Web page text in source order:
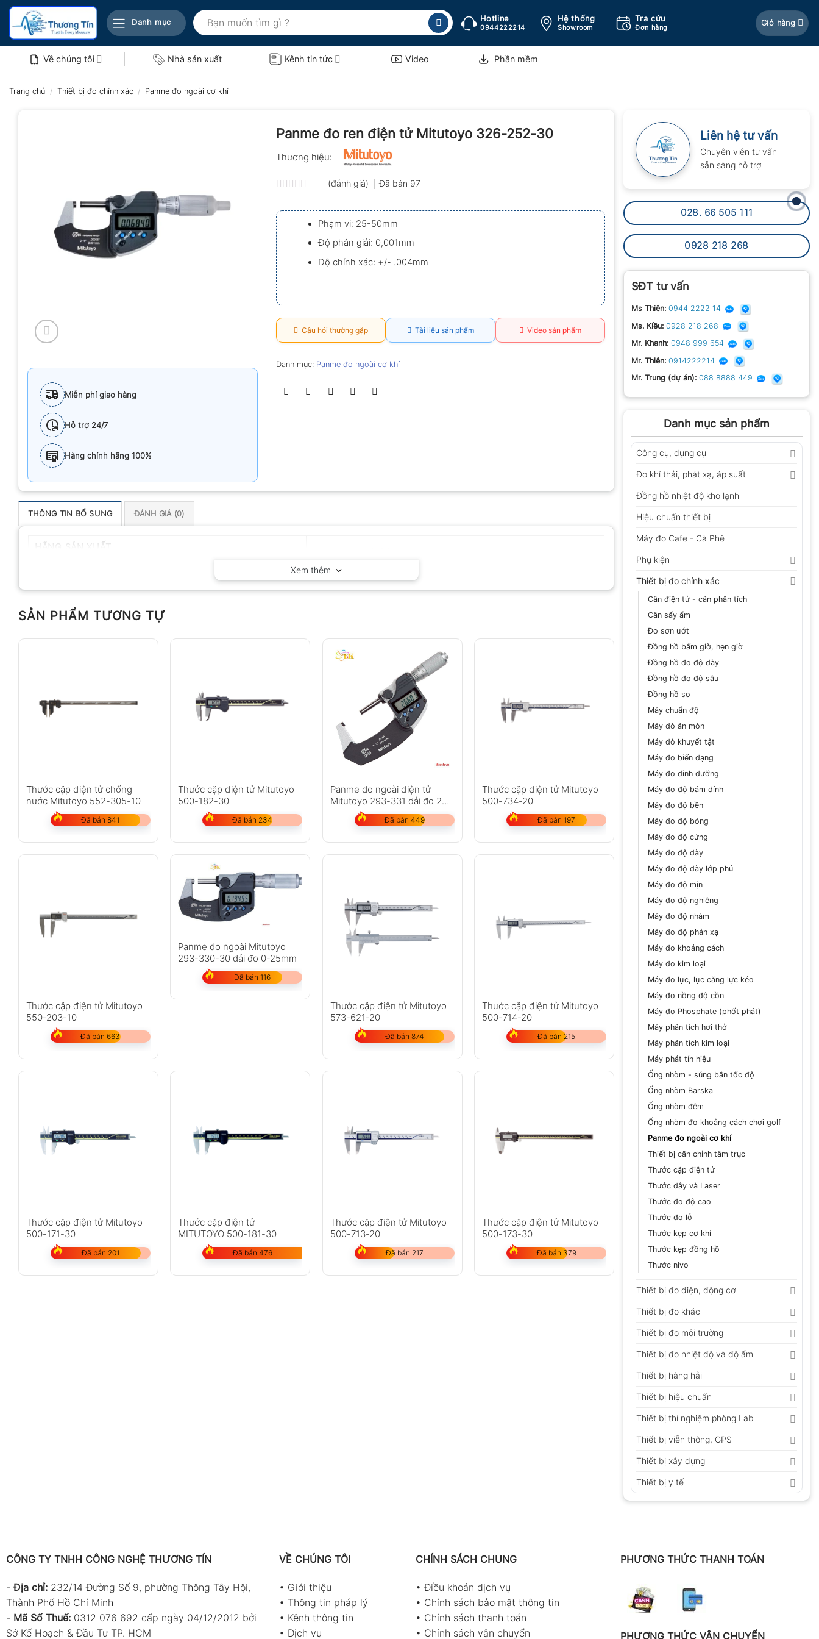
Bỏ
nội
Danh mục
Tìm
kiếm:
Hotline
0944222214
Hệ thống
Showroom
Tra cứu
Đơn hàng
Giỏ hàng
Về chúng tôi Nhà sản xuất Kênh tin tức Video Phần mềm
Trang chủ / Thiết bị đo chính xác / Panme đo ngoài cơ khí
Liên hệ tư vấn
Chuyên viên tư vấn
sẵn sàng hỗ trợ
028. 66 505 111
0928 218 268
SĐT tư vấn
Ms Thiên: 0944 2222 14
Ms. Kiều: 0928 218 268
Mr. Khanh: 0948 999 654
Mr. Thiên: 0914222214
Mr. Trung (dự án): 088 8888 449
Danh mục sản phẩm
Công cụ, dụng cụ
Đo khí thải, phát xạ, áp suất
Đồng hồ nhiệt độ kho lạnh
Hiệu chuẩn thiết bị
Máy đo Cafe - Cà Phê
Phụ kiện
Thiết bị đo chính xác
Cân điện tử - cân phân tích
Cân sấy ẩm
Đo sơn ướt
Đồng hồ bấm giờ, hẹn giờ
Đồng hồ đo độ dày
Đồng hồ đo độ sâu
Đồng hồ so
Máy chuẩn độ
Máy dò ăn mòn
Máy dò khuyết tật
Máy đo biến dạng
Máy đo dinh dưỡng
Máy đo độ bám dính
Máy đo độ bền
Máy đo độ bóng
Máy đo độ cứng
Máy đo độ dày
Máy đo độ dày lớp phủ
Máy đo độ mịn
Máy đo độ nghiêng
Máy đo độ nhám
Máy đo độ phản xạ
Máy đo khoảng cách
Máy đo kim loại
Máy đo lực, lực căng lực kéo
Máy đo nồng độ cồn
Máy đo Phosphate (phốt phát)
Máy phân tích hơi thở
Máy phân tích kim loại
Máy phát tín hiệu
Ống nhòm - súng bắn tốc độ
Ống nhòm Barska
Ống nhòm đêm
Ống nhòm đo khoảng cách chơi golf
Panme đo ngoài cơ khí
Thiết bị căn chỉnh tâm trục
Thước cặp điện tử
Thước dây và Laser
Thước đo độ cao
Thước đo lỗ
Thước kẹp cơ khí
Thước kẹp đồng hồ
Thước nivo
Thiết bị đo điện, động cơ
Thiết bị đo khác
Thiết bị đo môi trường
Thiết bị đo nhiệt độ và độ ẩm
Thiết bị hàng hải
Thiết bị hiệu chuẩn
Thiết bị thí nghiệm phòng Lab
Thiết bị viễn thông, GPS
Thiết bị xây dựng
Thiết bị y tế
Miễn phí giao hàng
Hỗ trợ 24/7
Hàng chính hãng 100%
Panme đo ren điện tử Mitutoyo 326-252-30
Thương hiệu:
xếp
hạng
0.0
5
sao
(đánh giá) Đã bán 97
Phạm vi: 25-50mm
Độ phân giải: 0,001mm
Độ chính xác: +/- .004mm
Câu hỏi thường gặp Tài liệu sản phẩm Video sản phẩm
Danh mục: Panme đo ngoài cơ khí
THÔNG TIN BỔ SUNG ĐÁNH GIÁ (0)
Xem thêm
SẢN PHẨM TƯƠNG TỰ
Thước cặp điện tử chống
nước Mitutoyo 552-305-10
Đã bán 841
Thước cặp điện tử Mitutoyo
500-182-30
Đã bán 234
Panme đo ngoài điện tử
Mitutoyo 293-331 dải đo 25-
50mm
Đã bán 449
Thước cặp điện tử Mitutoyo
500-734-20
Đã bán 197
Thước cặp điện tử Mitutoyo
550-203-10
Đã bán 663
Panme đo ngoài Mitutoyo
293-330-30 dải đo 0-25mm
Đã bán 116
Thước cặp điện tử Mitutoyo
573-621-20
Đã bán 874
Thước cặp điện tử Mitutoyo
500-714-20
Đã bán 215
Thước cặp điện tử Mitutoyo
500-171-30
Đã bán 201
Thước cặp điện tử
MITUTOYO 500-181-30
Đã bán 476
Thước cặp điện tử Mitutoyo
500-713-20
Đã bán 217
Thước cặp điện tử Mitutoyo
500-173-30
Đã bán 379
CÔNG TY TNHH CÔNG NGHỆ THƯƠNG TÍN
-Địa chỉ: 232/14 Đường Số 9, phường Thông Tây Hội,
Thành Phố Hồ Chí Minh
- Mã Số Thuế: 0312 076 692 cấp ngày 04/12/2012 bởi
Sở Kế Hoạch & Đầu Tư TP. HCM
VỀ CHÚNG TÔI
• Giới thiệu
• Thông tin pháp lý
• Kênh thông tin
• Dịch vụ
CHÍNH SÁCH CHUNG
•Điều khoản dịch vụ
• Chính sách bảo mật thông tin
• Chính sách thanh toán
• Chính sách vận chuyển
PHƯƠNG THỨC THANH TOÁN
PHƯƠNG THỨC VẬN CHUYỂN